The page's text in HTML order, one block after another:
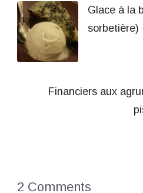
NavigationGlace à la
sorbetière)
Financiers aux
2 Comments